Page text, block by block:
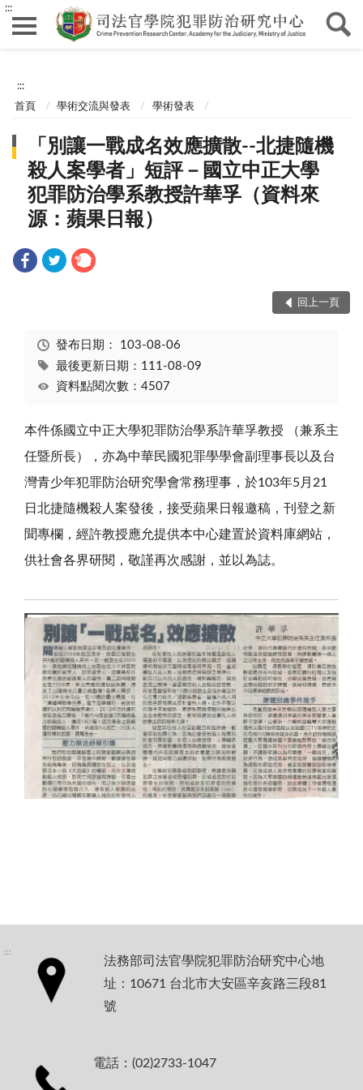
:::
:::
首頁 學術交流與發表 學術發表
「別讓一戰成名效應擴散--北捷隨機
殺人案學者」短評－國立中正大學
犯罪防治學系教授許華孚（資料來
源：蘋果日報）
回上一頁
發布日期： 103-08-06
最後更新日期：111-08-09
資料點閱次數：4507
本件係國立中正大學犯罪防治學系許華孚教授 （兼系主
任暨所長），亦為中華民國犯罪學學會副理事長以及台
灣青少年犯罪防治研究學會常務理事，於103年5月21
日北捷隨機殺人案發後，接受蘋果日報邀稿，刊登之新
聞專欄，經許教授應允提供本中心建置於資料庫網站，
供社會各界研閱，敬謹再次感謝，並以為誌。
:::
法務部司法官學院犯罪防治研究中心地
址：10671 台北市大安區辛亥路三段81
號
電話：(02)2733-1047